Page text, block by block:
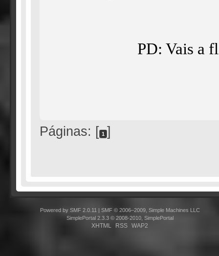
PD: Vais a
Páginas: [ 1 ]
Powered by SMF 2.0.11
SMF © 2006–2009, Simple Machines LLC
SimplePortal 2.3.3 © 2008-2010, SimplePortal
XHTML RSS WAP2